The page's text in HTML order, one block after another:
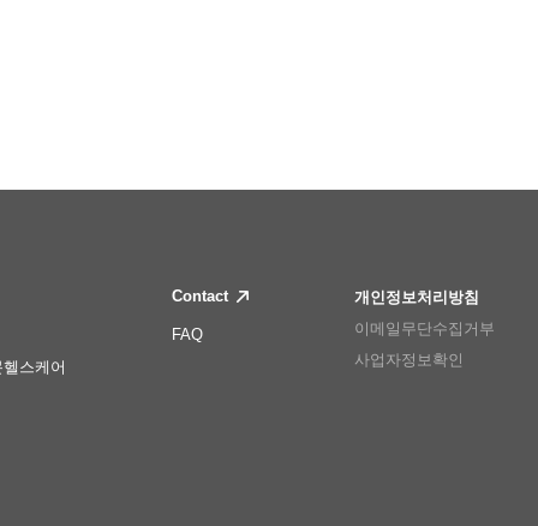
스케어
Contact
FAQ
개인정보처리방침
이메일무단수집거부
사업자정보확인